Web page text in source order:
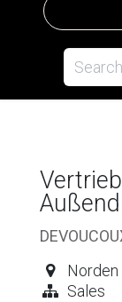
Norden
Sales